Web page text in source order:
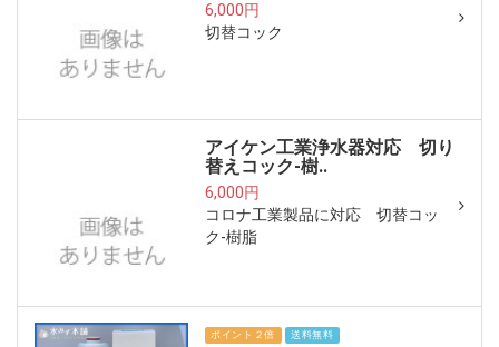
6,000円
切替コック
アイケン工業浄水器対応 切り
替えコック-樹..
6,000円
コロナ工業製品に対応 切替コッ
ク-樹脂
ポイント２倍 送料無料